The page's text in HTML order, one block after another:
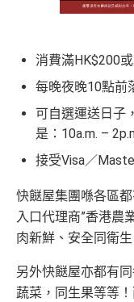
消費滿HK$200
每晚夜晚10點前
可自選運送日子
是：10a.m. –
接受Visa／
快餸屋集團喺各區
入口代理商”香港農
肉新鮮、安全同衛生
另外快餸屋亦都有
蔬菜，同生果等等